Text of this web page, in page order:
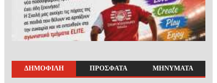
ΔΗΜΟΦΙΛΗ ΠΡΟΣΦΑΤΑ ΜΗΝΥΜΑΤΑ